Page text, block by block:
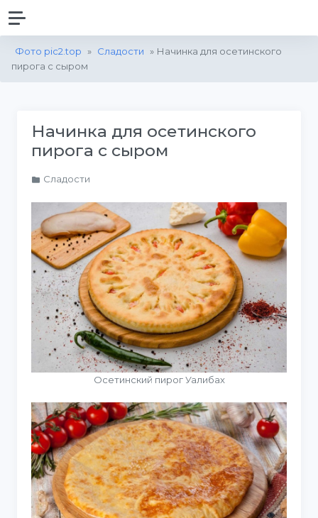
Фото pic2.top » Сладости
» Начинка для осетинского
пирога с сыром
Начинка для осетинского
пирога с сыром
Сладости
Осетинский пирог Уалибах